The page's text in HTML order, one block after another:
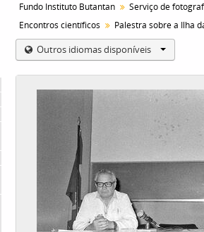
Fundo Instituto Butantan Serviço de
Encontros científicos
Outros idiomas disponíveis